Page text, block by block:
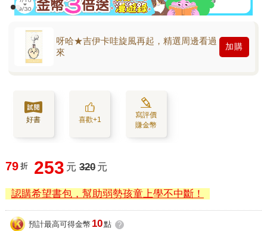
呀哈★吉伊卡哇旋風再起，精選周邊看過
來
加購
好書 喜歡+1
寫評價
賺金幣
79 折 253 元 320 元
認購希望書包，幫助弱勢孩童上學不中斷！
預計最高可得金幣 10點 ?